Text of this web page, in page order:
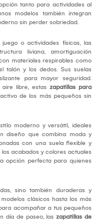
tanto para actividades al
modelos también integran
sin perder sobriedad.
o actividades físicas, las
liviana, amortiguación
materiales respirables como
talón y los dedos. Sus suelas
para mayor seguridad.
libre, estas zapatillas para
de los más pequeños sin
moderno y versátil, ideales
diseño que combina moda y
con una suela flexible y
acabados y colores actuales
opción perfecta para quienes
sino también duraderas y
clásicos hasta los más
acompañar a tus pequeños
día de paseo, las zapatillas de